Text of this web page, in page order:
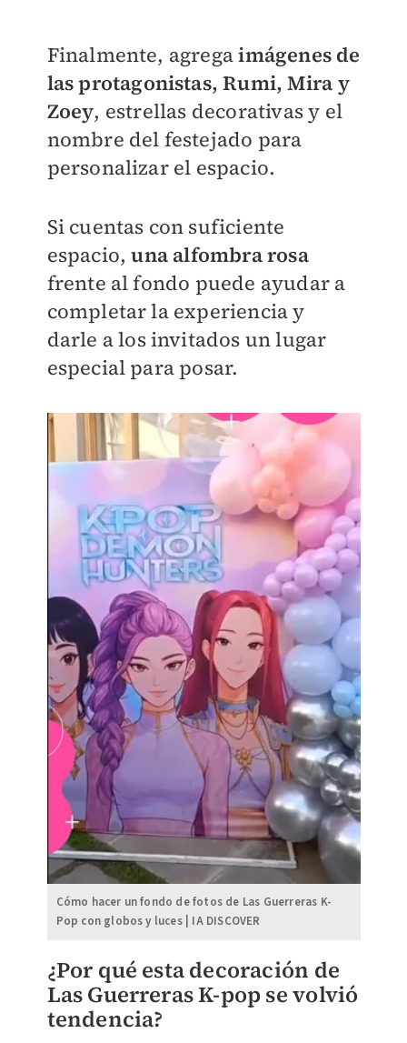
Finalmente, agregaimágenes de
las protagonistas, Rumi, Mira y
Zoey, estrellas decorativas y el
nombre del festejado para
personalizar el espacio.
Si cuentas con suficiente
espacio,una alfombra rosa
frente al fondo puede ayudar a
completar la experiencia y
darle a los invitados un lugar
especial para posar.
Cómo hacer un fondo de fotos de Las Guerreras K-
Pop con globos y luces | IA DISCOVER
¿Por qué esta decoración de
Las Guerreras K-pop se volvió
tendencia?